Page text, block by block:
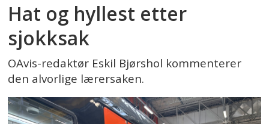
Hat og hyllest etter
sjokksak
OAvis-redaktør Eskil Bjørshol kommenterer
den alvorlige lærersaken.